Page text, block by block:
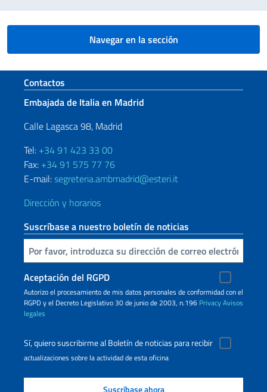
Navegar en la sección
Sezione footer
Contactos
Embajada de Italia en Madrid
Calle Lagasca 98, Madrid
Tel: +34 91 423 33 00
Fax: +34 91 575 77 76
E-mail:segreteria.ambmadrid@esteri.it
Dirección y horarios
Suscríbase a nuestro boletín de noticias
Inserta tu correo electronico
Aceptación del RGPD
Autorizo ​​el procesamiento de mis datos personales de conformidad con el
RGPD y el Decreto Legislativo 30 de junio de 2003, n.196 PrivacyAvisos
legales
Sí, quiero suscribirme al Boletín de noticias para recibir
actualizaciones sobre la actividad de esta oficina